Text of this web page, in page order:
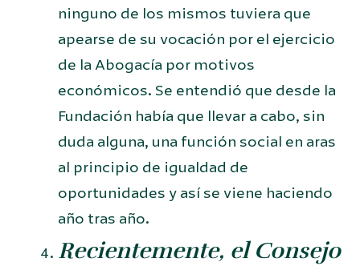
ninguno de los mismos tuviera que
apearse de su vocación por el ejercicio
de la Abogacía por motivos
económicos. Se entendió que desde la
Fundación había que llevar a cabo, sin
duda alguna, una función social en aras
al principio de igualdad de
oportunidades y así se viene haciendo
año tras año.
Recientemente, el Consejo